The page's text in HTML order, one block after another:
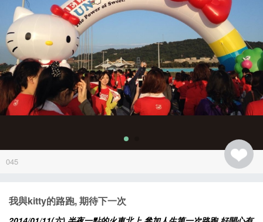
045
我與kitty的路跑, 期待下一次